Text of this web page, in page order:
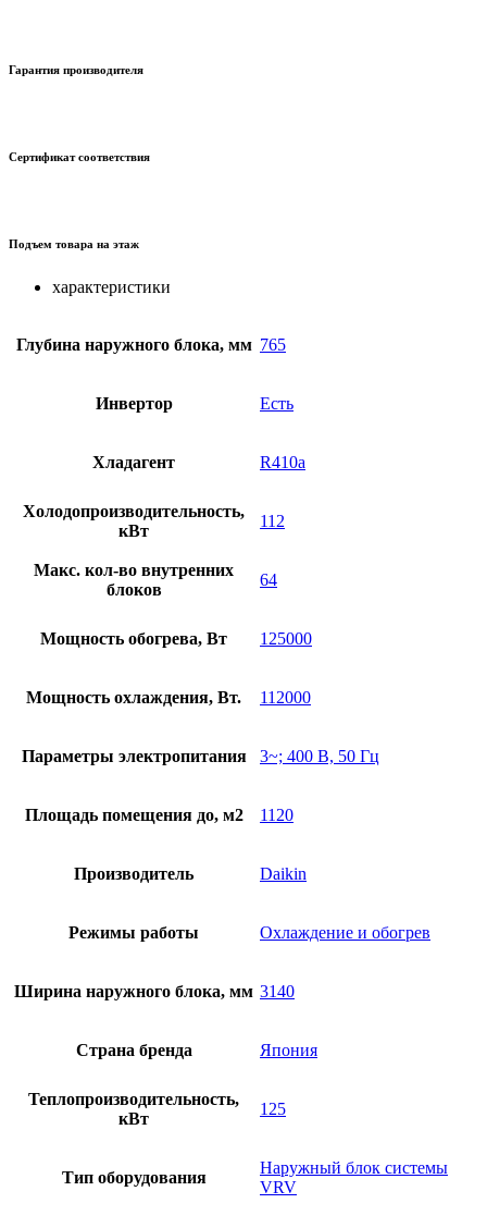
Гарантия производителя
Сертификат соответствия
Подъем товара на этаж
характеристики
Глубина наружного блока, мм 765
Инвертор Есть
Хладагент R410a
Холодопроизводительность,
кВт
112
Макс. кол-во внутренних
блоков
64
Мощность обогрева, Вт 125000
Мощность охлаждения, Вт. 112000
Параметры электропитания 3~; 400 В, 50 Гц
Площадь помещения до, м2 1120
Производитель Daikin
Режимы работы Охлаждение и обогрев
Ширина наружного блока, мм 3140
Страна бренда Япония
Теплопроизводительность,
кВт
125
Тип оборудования
Наружный блок системы
VRV